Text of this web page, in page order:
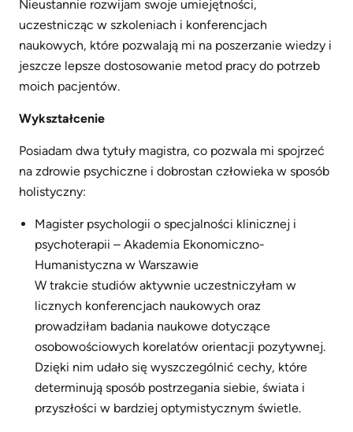
Nieustannie rozwijam swoje umiejętności,
uczestnicząc w szkoleniach i konferencjach
naukowych, które pozwalają mi na poszerzanie wiedzy i
jeszcze lepsze dostosowanie metod pracy do potrzeb
moich pacjentów.
Wykształcenie
Posiadam dwa tytuły magistra, co pozwala mi spojrzeć
na zdrowie psychiczne i dobrostan człowieka w sposób
holistyczny:
Magister psychologii o specjalności klinicznej i
psychoterapii – Akademia Ekonomiczno-
Humanistyczna w Warszawie
W trakcie studiów aktywnie uczestniczyłam w
licznych konferencjach naukowych oraz
prowadziłam badania naukowe dotyczące
osobowościowych korelatów orientacji pozytywnej.
Dzięki nim udało się wyszczególnić cechy, które
determinują sposób postrzegania siebie, świata i
przyszłości w bardziej optymistycznym świetle.